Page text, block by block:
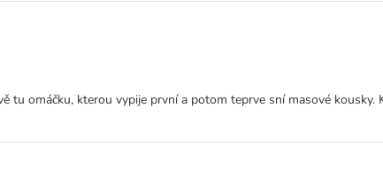
tu omáčku, kterou vypije první a potom teprve sní masové